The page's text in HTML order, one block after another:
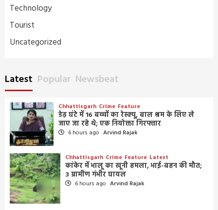
Technology
Tourist
Uncategorized
Latest Popular Newsbeat
Chhattisgarh Crime Feature
डेढ़ घंटे में 16 बच्चों का रेस्क्यू, बाल श्रम के लिए ले
जाए जा रहे थे; एक नियोक्ता गिरफ्तार
6 hours ago Arvind Rajak
Chhattisgarh Crime Feature Latest
कांकेर में भालू का खूनी हमला, भाई-बहन की मौत;
3 ग्रामीण गंभीर घायल
6 hours ago Arvind Rajak